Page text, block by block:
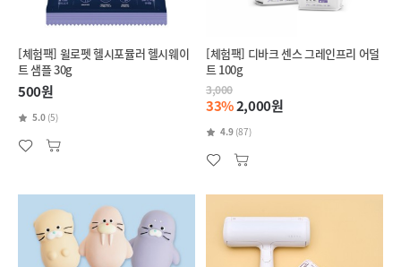
[체험팩] 윌로펫 헬시포뮬러 헬시웨이
트 샘플 30g
500원
5.0 (5)
[체험팩] 디바크 센스 그레인프리 어덜
트 100g
3,000
33%2,000원
4.9 (87)